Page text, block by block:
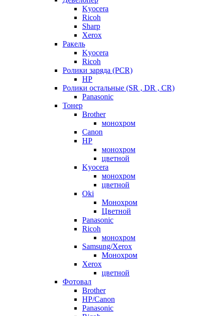
Kyocera
Ricoh
Sharp
Xerox
Ракель
Kyocera
Ricoh
Ролики заряда (PCR)
HP
Ролики остальные (SR , DR , CR)
Panasonic
Тонер
Brother
монохром
Canon
HP
монохром
цветной
Kyocera
монохром
цветной
Oki
Монохром
Цветной
Panasonic
Ricoh
монохром
Samsung/Xerox
Монохром
Xerox
цветной
Фотовал
Brother
HP/Canon
Panasonic